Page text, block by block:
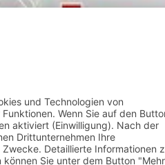
vor Ort abseits der Clubs
Meine Highlights und Tipps
Dich nur bitten ‚die-